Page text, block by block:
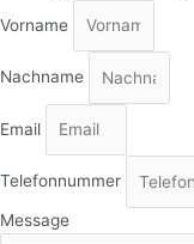
Vorname
Nachname
Email
Telefonnummer
Message